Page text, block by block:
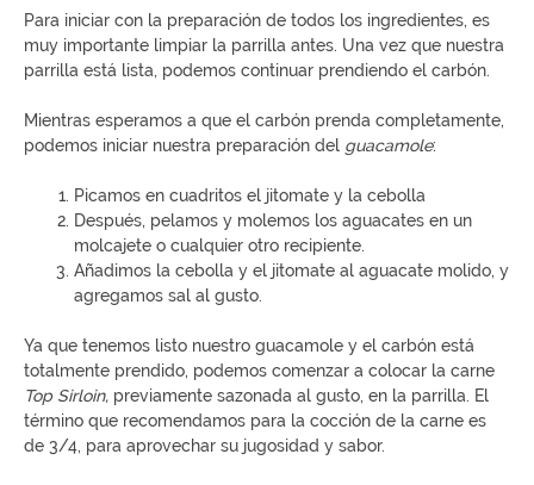
Para iniciar con la preparación de todos los ingredientes, es
muy importante limpiar la parrilla antes. Una vez que nuestra
parrilla está lista, podemos continuar prendiendo el carbón.
Mientras esperamos a que el carbón prenda completamente,
podemos iniciar nuestra preparación del guacamole:
Picamos en cuadritos el jitomate y la cebolla
Después, pelamos y molemos los aguacates en un
molcajete o cualquier otro recipiente.
Añadimos la cebolla y el jitomate al aguacate molido, y
agregamos sal al gusto.
Ya que tenemos listo nuestro guacamole y el carbón está
totalmente prendido, podemos comenzar a colocar la carne
Top Sirloin, previamente sazonada al gusto, en la parrilla. El
término que recomendamos para la cocción de la carne es
de 3/4, para aprovechar su jugosidad y sabor.